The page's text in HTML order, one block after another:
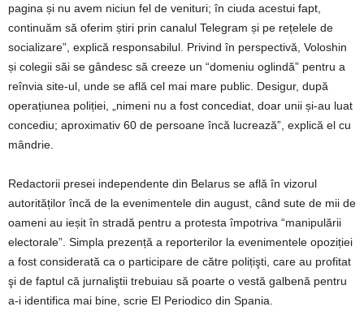
pagina și nu avem niciun fel de venituri; în ciuda acestui fapt,
continuăm să oferim știri prin canalul Telegram și pe rețelele de
socializare”, explică responsabilul. Privind în perspectivă, Voloshin
și colegii săi se gândesc să creeze un “domeniu oglindă” pentru a
reînvia site-ul, unde se află cel mai mare public. Desigur, după
operațiunea poliției, „nimeni nu a fost concediat, doar unii și-au luat
concediu; aproximativ 60 de persoane încă lucrează”, explică el cu
mândrie.
Redactorii presei independente din Belarus se află în vizorul
autorităților încă de la evenimentele din august, când sute de mii de
oameni au ieșit în stradă pentru a protesta împotriva “manipulării
electorale”. Simpla prezență a reporterilor la evenimentele opoziției
a fost considerată ca o participare de către polițişti, care au profitat
şi de faptul că jurnaliştii trebuiau să poarte o vestă galbenă pentru
a-i identifica mai bine, scrie El Periodico din Spania.